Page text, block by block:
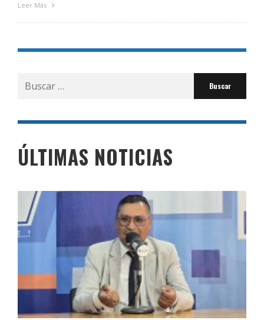
Leer Más
Buscar
por:
ÚLTIMAS NOTICIAS